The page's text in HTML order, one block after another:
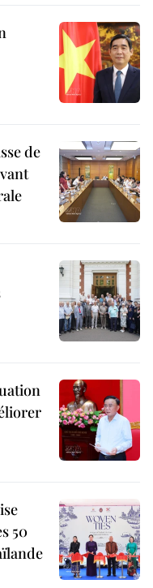
de
50